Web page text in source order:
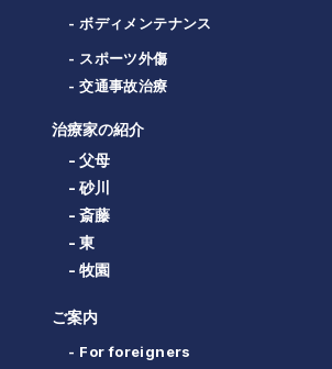
- ボディメンテナンス
- スポーツ外傷
- 交通事故治療
治療家の紹介
- 父母
- 砂川
- 斎藤
- 東
- 牧園
ご案内
- For foreigners